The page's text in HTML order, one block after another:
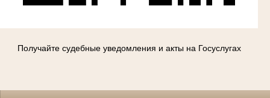
Получайте судебные уведомления и акты на Госуслугах